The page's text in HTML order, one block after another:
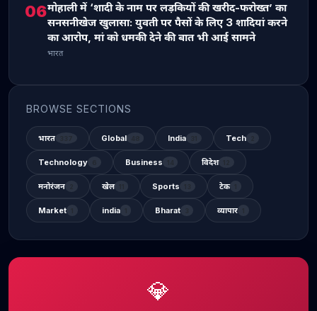
06मोहाली में ‘शादी के नाम पर लड़कियों की खरीद-फरोख्त’ का
सनसनीखेज खुलासा: युवती पर पैसों के लिए 3 शादियां करने
का आरोप, मां को धमकी देने की बात भी आई सामने
भारत
BROWSE SECTIONS
भारत Global India Tech
Technology Business विदेश
मनोरंजन खेल Sports टेक
Market india Bharat व्यापार
💎